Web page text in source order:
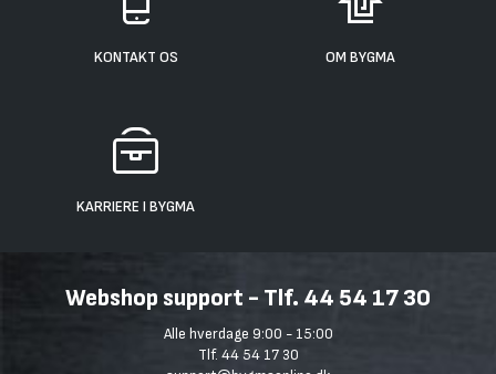
KONTAKT OS OM BYGMA
KARRIERE I BYGMA
Webshop support - Tlf. 44 54 17 30
Alle hverdage 9:00 - 15:00
Tlf. 44 54 17 30